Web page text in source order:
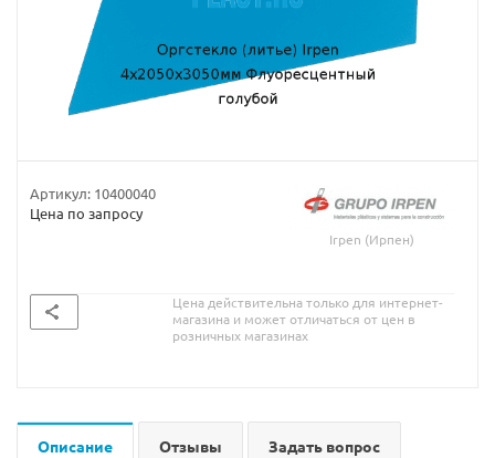
Артикул: 10400040
Цена по запросу
Irpen (Ирпен)
Цена действительна только для интернет-
магазина и может отличаться от цен в
розничных магазинах
Описание Отзывы Задать вопрос